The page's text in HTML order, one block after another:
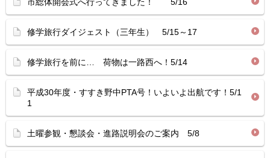
修学旅行ダイジェスト（三年生） 5/15～17
修学旅行を前に… 荷物は一路西へ！5/14
平成30年度・すすき野中PTA号！いよいよ出航です！5/1
1
土曜参観・懇談会・進路説明会のご案内 5/8